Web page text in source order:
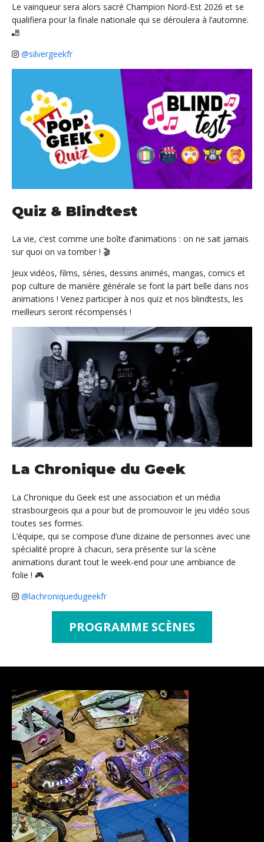
Le vainqueur sera alors sacré Champion Nord-Est 2026 et se
qualifiera pour la finale nationale qui se déroulera à l’automne.
🎳
@silvergeekfr
Quiz & Blindtest
La vie, c’est comme une boîte d’animations : on ne sait jamais
sur quoi on va tomber ! 🎬
Jeux vidéos, films, séries, dessins animés, mangas, comics et
pop culture de manière générale se font la part belle dans nos
animations ! Venez participer à nos quiz et nos blindtests, les
meilleurs seront récompensés !
La Chronique du Geek
La Chronique du Geek est une association et un média
strasbourgeois qui a pour but de promouvoir le jeu vidéo sous
toutes ses formes.
L’équipe, qui se compose d’une dizaine de personnes avec une
spécialité propre à chacun, sera présente sur la scène
animations durant tout le week-end pour une ambiance de
folie ! 🎮
@lachroniquedugeekfr
PROGRAMME SCÈNES